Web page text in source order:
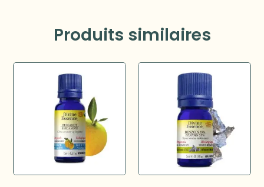
Produits similaires